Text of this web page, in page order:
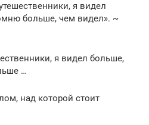
я видел
больше, чем видел». ~
я видел больше,
…
над которой стоит